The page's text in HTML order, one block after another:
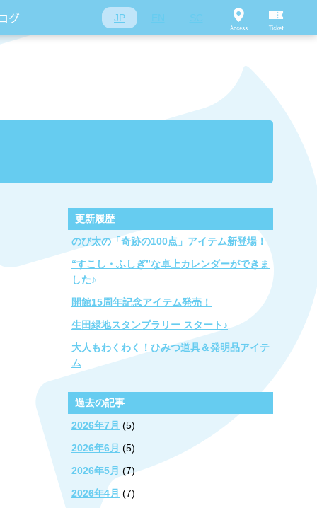
グ JP
更新履歴
のび太の「奇跡の100点」アイテム新登場！
“すこし・ふしぎ”な卓上カレンダーができま
した♪
開館15周年記念アイテム発売！
生田緑地スタンプラリー スタート♪
大人もわくわく！ひみつ道具＆発明品アイテ
ム
過去の記事
2026年7月 (5)
2026年6月 (5)
2026年5月 (7)
2026年4月 (7)